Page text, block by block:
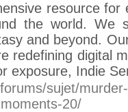
resource
the world. We
and beyond.
redefining digital
exposure, Indie
sujet/
20/